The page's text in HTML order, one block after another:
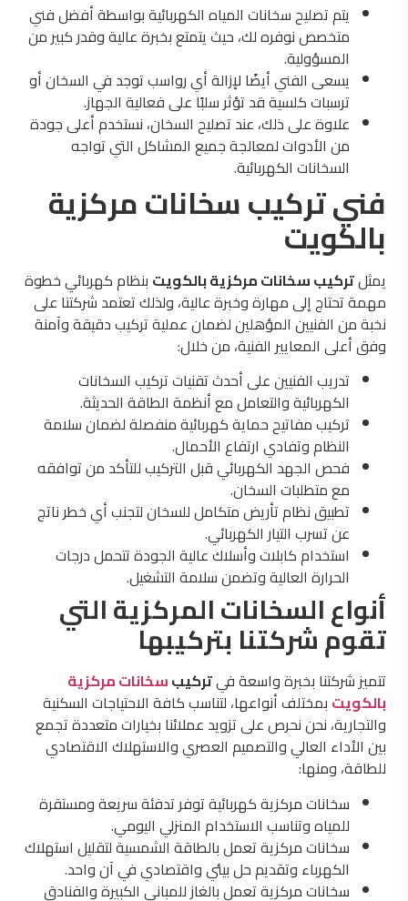
يتم تصليح سخانات المياه الكهربائية بواسطة أفضل فني
متخصص نوفره لك، حيث يتمتع بخبرة عالية وقدر كبير من
المسؤولية.
يسعى الفني أيضًا لإزالة أي رواسب توجد في السخان أو
ترسبات كلسية قد تؤثر سلبًا على فعالية الجهاز.
علاوة على ذلك، عند تصليح السخان، نستخدم أعلى جودة
من الأدوات لمعالجة جميع المشاكل التي تواجه
السخانات الكهربائية.
فني تركيب سخانات مركزية
بالكويت
يمثلتركيب سخانات مركزية بالكويت بنظام كهربائي خطوة
مهمة تحتاج إلى مهارة وخبرة عالية، ولذلك تعتمد شركتنا على
نخبة من الفنيين المؤهلين لضمان عملية تركيب دقيقة وآمنة
وفق أعلى المعايير الفنية، من خلال:
تدريب الفنيين على أحدث تقنيات تركيب السخانات
الكهربائية والتعامل مع أنظمة الطاقة الحديثة.
تركيب مفاتيح حماية كهربائية منفصلة لضمان سلامة
النظام وتفادي ارتفاع الأحمال.
فحص الجهد الكهربائي قبل التركيب للتأكد من توافقه
مع متطلبات السخان.
تطبيق نظام تأريض متكامل للسخان لتجنب أي خطر ناتج
عن تسرب التيار الكهربائي.
استخدام كابلات وأسلاك عالية الجودة تتحمل درجات
الحرارة العالية وتضمن سلامة التشغيل.
أنواع السخانات المركزية التي
تقوم شركتنا بتركيبها
تتميز شركتنا بخبرة واسعة فيتركيبسخانات مركزية
بالكويت بمختلف أنواعها، لتناسب كافة الاحتياجات السكنية
والتجارية، نحن نحرص على تزويد عملائنا بخيارات متعددة تجمع
بين الأداء العالي والتصميم العصري والاستهلاك الاقتصادي
للطاقة، ومنها:
سخانات مركزية كهربائية توفر تدفئة سريعة ومستقرة
للمياه وتناسب الاستخدام المنزلي اليومي.
سخانات مركزية تعمل بالطاقة الشمسية لتقليل استهلاك
الكهرباء وتقديم حل بيئي واقتصادي في آن واحد.
سخانات مركزية تعمل بالغاز للمباني الكبيرة والفنادق